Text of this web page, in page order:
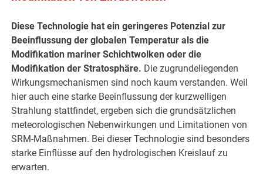
Diese Technologie hat ein geringeres Potenzial zur
Beeinflussung der globalen Temperatur als die
Modifikation mariner Schichtwolken oder die
Modifikation der Stratosphäre. Die zugrundeliegenden
Wirkungsmechanismen sind noch kaum verstanden. Weil
hier auch eine starke Beeinflussung der kurzwelligen
Strahlung stattfindet, ergeben sich die grundsätzlichen
meteorologischen Nebenwirkungen und Limitationen von
SRM-Maßnahmen. Bei dieser Technologie sind besonders
starke Einflüsse auf den hydrologischen Kreislauf zu
erwarten.